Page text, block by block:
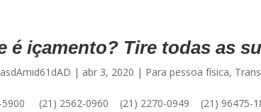
é içamento? Tire todas as
| abr 3, 2020 | Para pessoa física,
5900 (21) 2562-0960 (21) 2270-0949 (21) 96475-